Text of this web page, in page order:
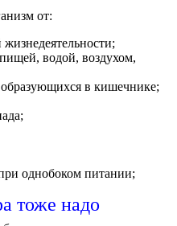
от:
водой, воздухом,
в кишечнике;
однобоком питании;
тоже надо